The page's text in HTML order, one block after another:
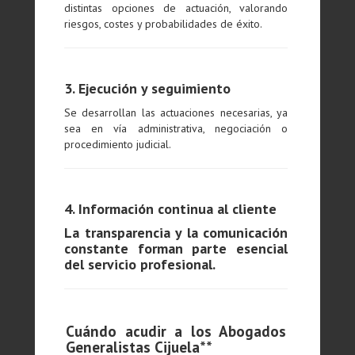
distintas opciones de actuación, valorando
riesgos, costes y probabilidades de éxito.
3. Ejecución y seguimiento
Se desarrollan las actuaciones necesarias, ya
sea en vía administrativa, negociación o
procedimiento judicial.
4. Información continua al cliente
La transparencia y la comunicación
constante forman parte esencial
del servicio profesional.
Cuándo acudir a los Abogados
Generalistas Cijuela**